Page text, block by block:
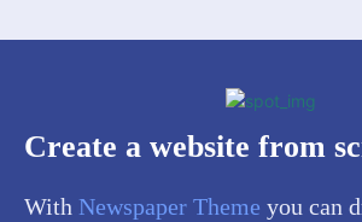
Create a website from
With Newspaper Theme you can